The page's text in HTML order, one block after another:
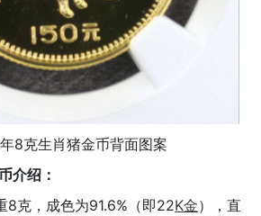
8克生肖猪金币背面图案
介绍：
克，成色为91.6%（即22K金），直